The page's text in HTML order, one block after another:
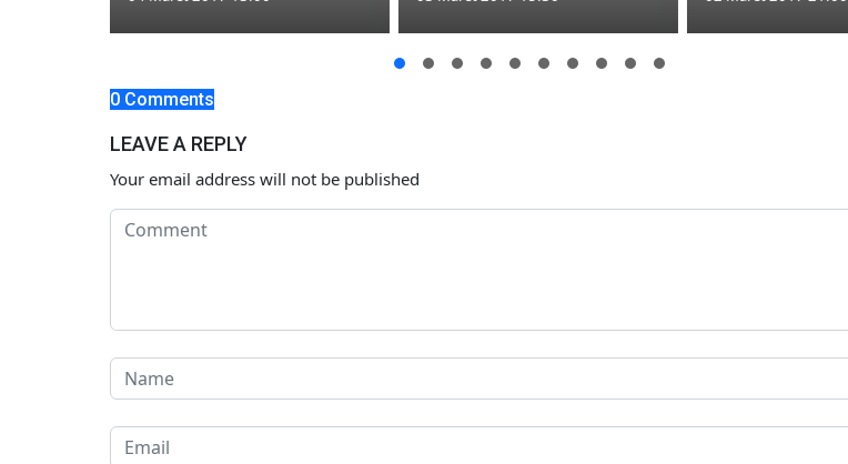
0 Comments
LEAVE A REPLY
Your email address will not be published